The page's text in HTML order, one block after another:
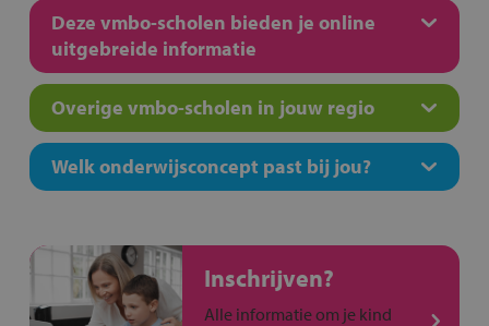
Deze vmbo-scholen bieden je online
uitgebreide informatie
Overige vmbo-scholen in jouw regio
Welk onderwijsconcept past bij jou?
Inschrijven?
Alle informatie om je kind